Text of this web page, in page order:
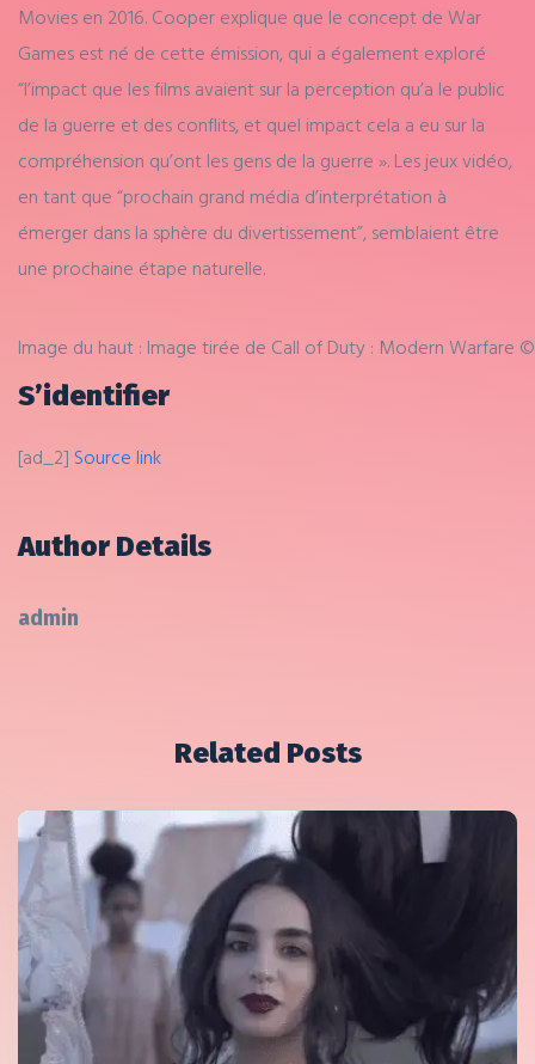
Movies en 2016. Cooper explique que le concept de War
Games est né de cette émission, qui a également exploré
“l’impact que les films avaient sur la perception qu’a le public
de la guerre et des conflits, et quel impact cela a eu sur la
compréhension qu’ont les gens de la guerre ». Les jeux vidéo,
en tant que “prochain grand média d’interprétation à
émerger dans la sphère du divertissement”, semblaient être
une prochaine étape naturelle.
Image du haut : Image tirée de Call of Duty : Modern Warfare
S’identifier
[ad_2] Source link
Author Details
admin
Related Posts